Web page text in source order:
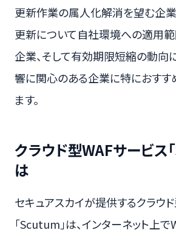
更新作業の属人化解消を望む企
更新について自社環境への適用
企業、そして有効期限短縮の動向
響に関心のある企業に特におすす
ます。
クラウド型WAFサービス
は
セキュアスカイが提供するクラウ
「Scutum」は、インターネット上